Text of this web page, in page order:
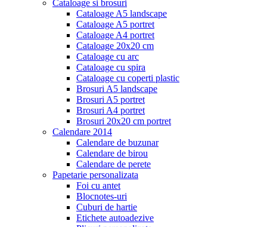
Cataloage si brosuri
Cataloage A5 landscape
Cataloage A5 portret
Cataloage A4 portret
Cataloage 20x20 cm
Cataloage cu arc
Cataloage cu spira
Cataloage cu coperti plastic
Brosuri A5 landscape
Brosuri A5 portret
Brosuri A4 portret
Brosuri 20x20 cm portret
Calendare 2014
Calendare de buzunar
Calendare de birou
Calendare de perete
Papetarie personalizata
Foi cu antet
Blocnotes-uri
Cuburi de hartie
Etichete autoadezive